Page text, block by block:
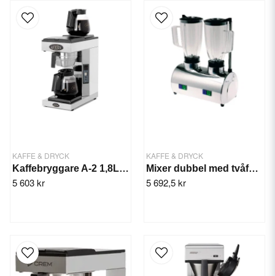
KAFFE & DRYCK
Kaffebryggare A-2 1,8L TK Automatisk
5 603 kr
KAFFE & DRYCK
Mixer dubbel med tvåfaldig hastighet
5 692,5 kr